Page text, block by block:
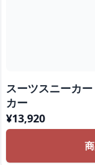
スーツスニーカ
カー
¥13,920